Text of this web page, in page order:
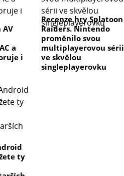
a
i
Recenze hry Splatoon
Raiders. Nintendo
proměnilo svou
multiplayerovou sérii
ve skvělou
singleplayerovku
ty